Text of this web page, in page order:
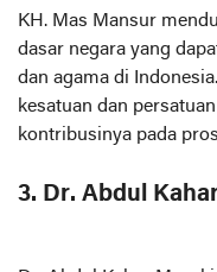
KH. Mas Mansur
dasar negara yang
dan agama di
kesatuan dan
kontribusinya pada
3. Dr. Abdul